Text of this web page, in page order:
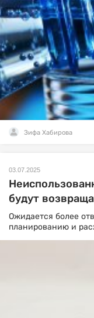
Зифа Хабирова
03.07.2025
будут
Ожидается более
планированию и